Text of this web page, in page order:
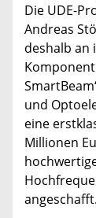
Die UDE-
Andreas
deshalb an
und
eine
Millionen
angeschafft.